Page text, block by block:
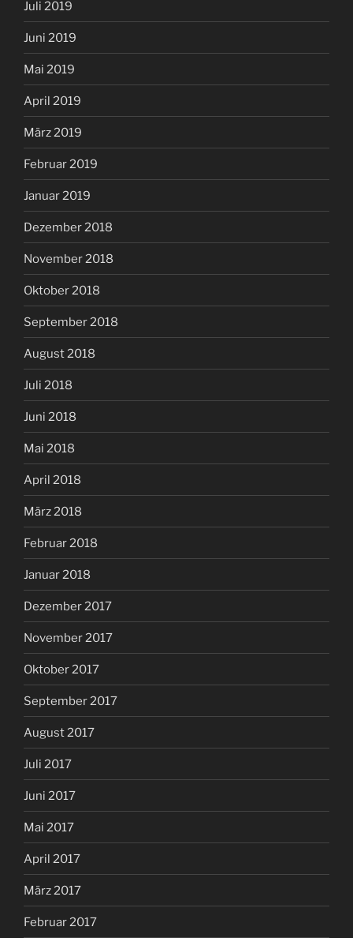
Juli 2019
Juni 2019
Mai 2019
April 2019
März 2019
Februar 2019
Januar 2019
Dezember 2018
November 2018
Oktober 2018
September 2018
August 2018
Juli 2018
Juni 2018
Mai 2018
April 2018
März 2018
Februar 2018
Januar 2018
Dezember 2017
November 2017
Oktober 2017
September 2017
August 2017
Juli 2017
Juni 2017
Mai 2017
April 2017
März 2017
Februar 2017